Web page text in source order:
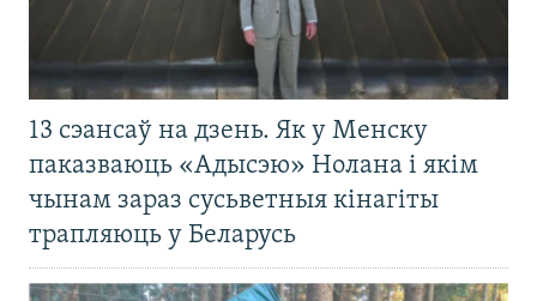
13 сэансаў на дзень. Як у Менску
паказваюць «Адысэю» Нолана і якім
чынам зараз сусьветныя кінагіты
трапляюць у Беларусь